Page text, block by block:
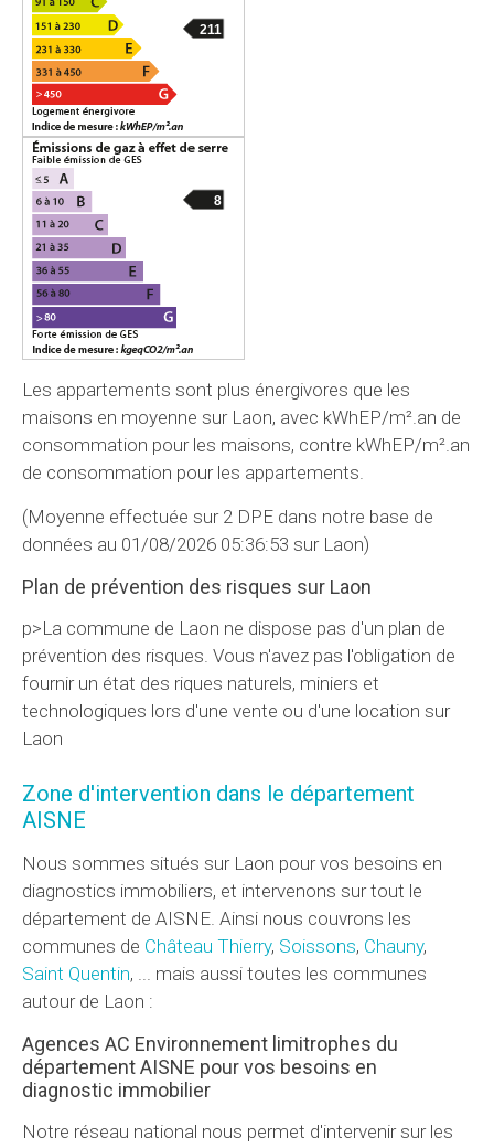
211
8
Les appartements sont plus énergivores que les
maisons en moyenne sur Laon, avec kWhEP/m².an de
consommation pour les maisons, contre kWhEP/m².an
de consommation pour les appartements.
(Moyenne effectuée sur 2 DPE dans notre base de
données au 01/08/2026 05:36:53 sur Laon)
Plan de prévention des risques sur Laon
p>La commune de Laon ne dispose pas d'un plan de
prévention des risques. Vous n'avez pas l'obligation de
fournir un état des riques naturels, miniers et
technologiques lors d'une vente ou d'une location sur
Laon
Zone d'intervention dans le département
AISNE
Nous sommes situés sur Laon pour vos besoins en
diagnostics immobiliers, et intervenons sur tout le
département de AISNE. Ainsi nous couvrons les
communes de Château Thierry, Soissons, Chauny,
Saint Quentin, ... mais aussi toutes les communes
autour de Laon :
Agences AC Environnement limitrophes du
département AISNE pour vos besoins en
diagnostic immobilier
Notre réseau national nous permet d'intervenir sur les